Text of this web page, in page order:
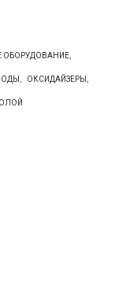
ОБОРУДОВАНИЕ,
, ОКСИДАЙЗЕРЫ ,